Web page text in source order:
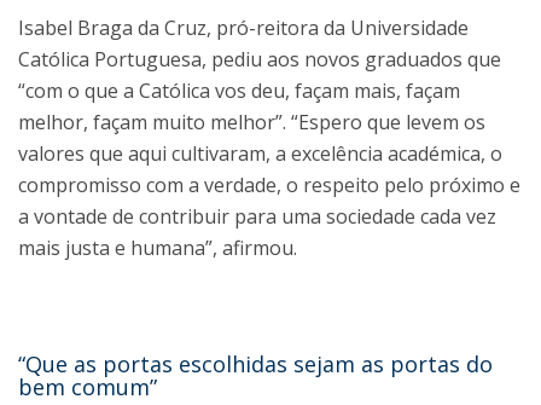
Isabel Braga da Cruz, pró-reitora da Universidade
Católica Portuguesa, pediu aos novos graduados que
“com o que a Católica vos deu, façam mais, façam
melhor, façam muito melhor”. “Espero que levem os
valores que aqui cultivaram, a excelência académica, o
compromisso com a verdade, o respeito pelo próximo e
a vontade de contribuir para uma sociedade cada vez
mais justa e humana”, afirmou.
“Que as portas escolhidas sejam as portas do
bem comum”